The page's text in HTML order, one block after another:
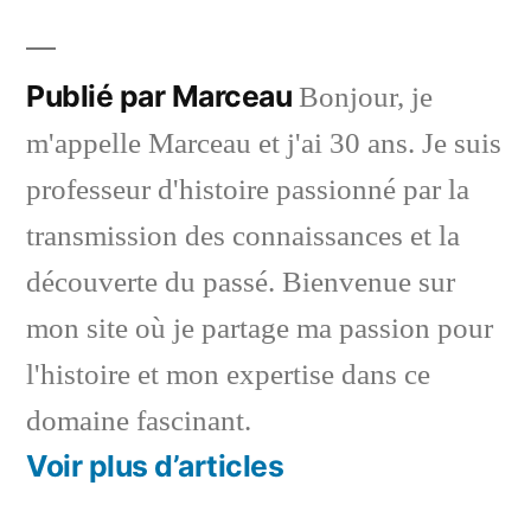
Publié par Marceau Bonjour, je
m'appelle Marceau et j'ai 30 ans. Je suis
professeur d'histoire passionné par la
transmission des connaissances et la
découverte du passé. Bienvenue sur
mon site où je partage ma passion pour
l'histoire et mon expertise dans ce
domaine fascinant.
Voir plus d’articles